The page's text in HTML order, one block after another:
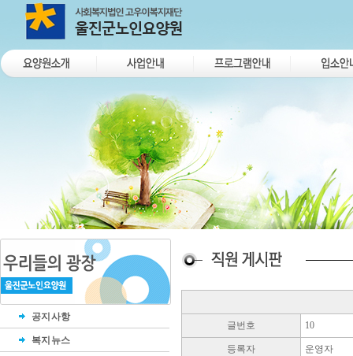
공지사항
복지뉴스
글번호 10
등록자 운영자